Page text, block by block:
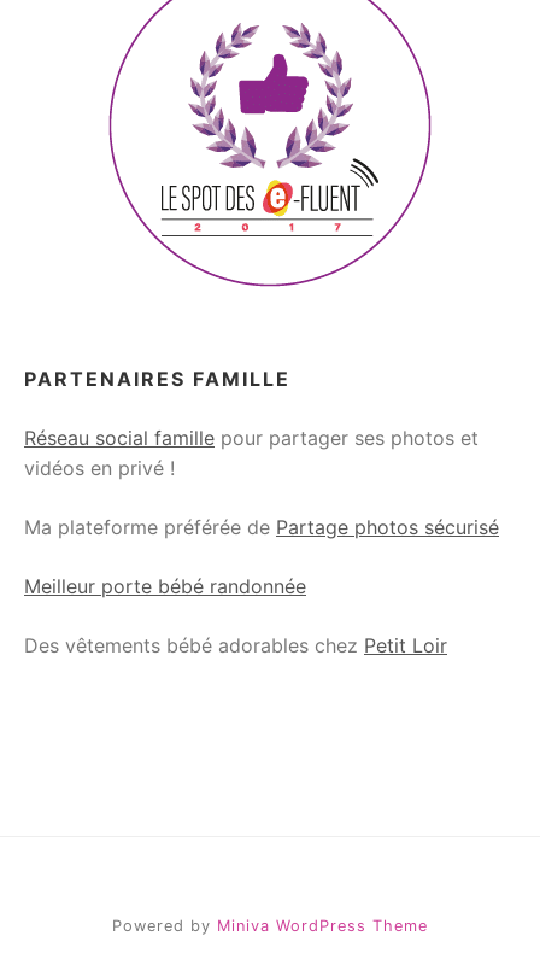
PARTENAIRES FAMILLE
Réseau social famille pour partager ses photos et
vidéos en privé !
Ma plateforme préférée de Partage photos sécurisé
Meilleur porte bébé randonnée
Des vêtements bébé adorables chez Petit Loir
Powered by Miniva WordPress Theme